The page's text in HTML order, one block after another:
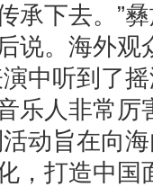
承下去。”
说。海外观
中听到了
乐人非常
动旨在向
，打造中国